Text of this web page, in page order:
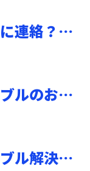
自分で？業者に連絡？トイレつまりの直し方
トイレのトラブルのお悩み一覧
トイレのトラブル解決方法